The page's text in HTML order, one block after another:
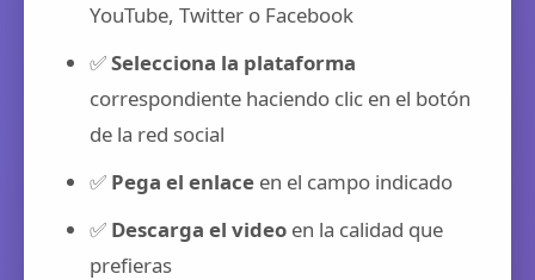
YouTube, Twitter o Facebook
✅Selecciona la plataforma
correspondiente haciendo clic en el botón
de la red social
✅ Pega el enlace en el campo indicado
✅ Descarga el video en la calidad que
prefieras